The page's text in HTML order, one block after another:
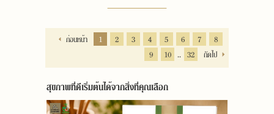
ก่อนหน้า 1 2 3 4 5 6 7
8
9
10 .. 32 ถัดไป
สุขภาพที่ดีเริ่มต้นได้จากสิ่งที่คุณเลือก